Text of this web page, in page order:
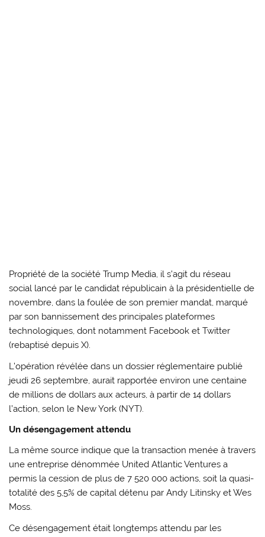
Propriété de la société Trump Media, il s’agit du réseau
social lancé par le candidat républicain à la présidentielle de
novembre, dans la foulée de son premier mandat, marqué
par son bannissement des principales plateformes
technologiques, dont notamment Facebook et Twitter
(rebaptisé depuis X).
L’opération révélée dans un dossier réglementaire publié
jeudi 26 septembre, aurait rapportée environ une centaine
de millions de dollars aux acteurs, à partir de 14 dollars
l’action, selon le New York (NYT).
Un désengagement attendu
La même source indique que la transaction menée à travers
une entreprise dénommée United Atlantic Ventures a
permis la cession de plus de 7 520 000 actions, soit la quasi-
totalité des 5,5% de capital détenu par Andy Litinsky et Wes
Moss.
Ce désengagement était longtemps attendu par les